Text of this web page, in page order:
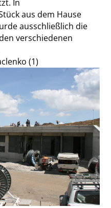
In
aus dem Hause
ausschließlich die
verschiedenen
(1)